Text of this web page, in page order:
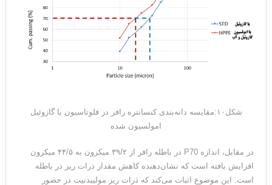
شکل۱۰:مقایسه دانه‌بندی کنسانتره رافر در فلوتاسیون با گازوئیل
امولسیون شده
در مقابل، اندازه P70 در باطله رافر از ۳۹/۲ میکرون به ۴۴/۵ میکرون
افزایش یافته است که نشان‌دهنده کاهش مقدار ذرات ریز در باطله
است. این موضوع اثبات می‌کند که ذرات ریز مولیبدنیت در حضور